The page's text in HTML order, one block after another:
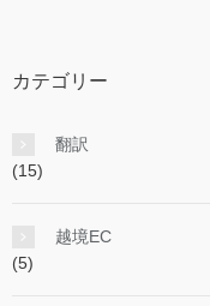
カテゴリー
翻訳
(15)
越境EC
(5)